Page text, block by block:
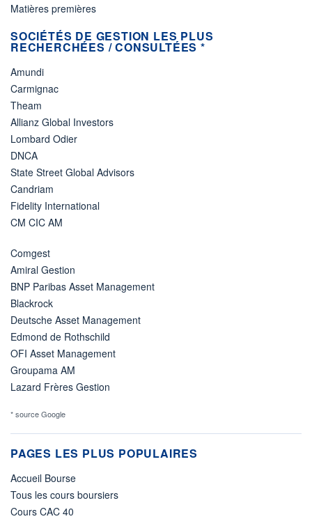
Matières premières
SOCIÉTÉS DE GESTION LES PLUS
RECHERCHÉES / CONSULTÉES *
Amundi
Carmignac
Theam
Allianz Global Investors
Lombard Odier
DNCA
State Street Global Advisors
Candriam
Fidelity International
CM CIC AM
Comgest
Amiral Gestion
BNP Paribas Asset Management
Blackrock
Deutsche Asset Management
Edmond de Rothschild
OFI Asset Management
Groupama AM
Lazard Frères Gestion
* source Google
PAGES LES PLUS POPULAIRES
Accueil Bourse
Tous les cours boursiers
Cours CAC 40